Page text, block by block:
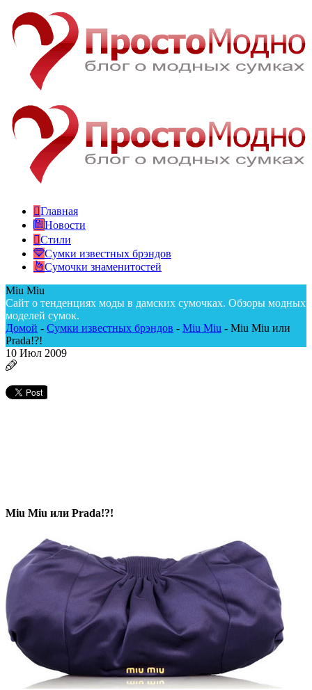
Главная
Новости
Стили
Сумки известных брэндов
Сумочки знаменитостей
Miu Miu
Сайт о тенденциях моды в дамских сумочках. Обзоры модных
моделей сумок.
Домой - Сумки известных брэндов - Miu Miu - Miu Miu или
Prada!?!
10 Июл 2009
Miu Miu или Prada!?!